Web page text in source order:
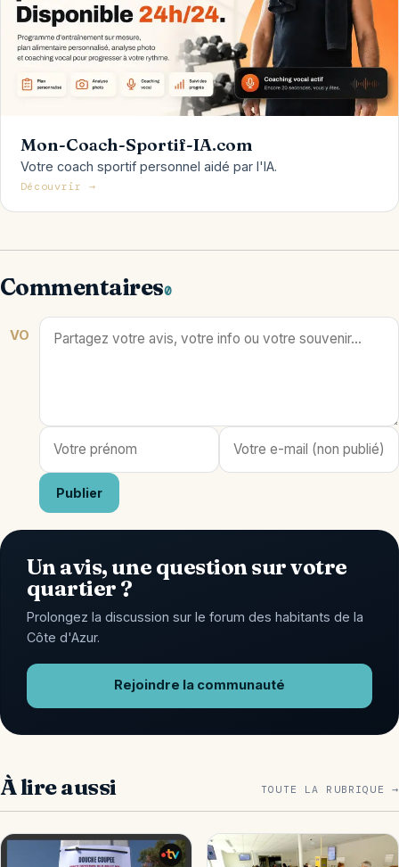
Mon-Coach-Sportif-IA.com
Votre coach sportif personnel aidé par l'IA.
Découvrir →
Commentaires0
VO
Publier
Un avis, une question sur votre
quartier ?
Prolongez la discussion sur le forum des habitants de la
Côte d'Azur.
Rejoindre la communauté
À lire aussi TOUTE LA RUBRIQUE →